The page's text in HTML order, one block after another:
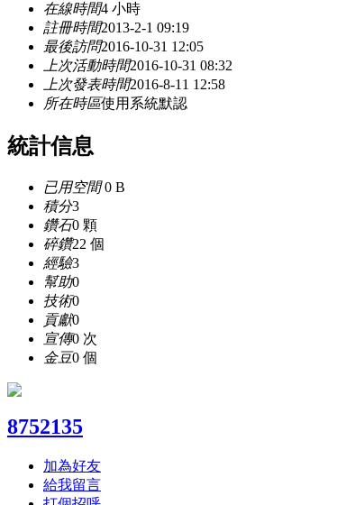
在線時間4 小時
註冊時間2013-2-1 09:19
最後訪問2016-10-31 12:05
上次活動時間2016-10-31 08:32
上次發表時間2016-8-11 12:58
所在時區使用系統默認
統計信息
已用空間0 B
積分3
鑽石0 顆
碎鑽22 個
經驗3
幫助0
技術0
貢獻0
宣傳0 次
金豆0 個
8752135
加為好友
給我留言